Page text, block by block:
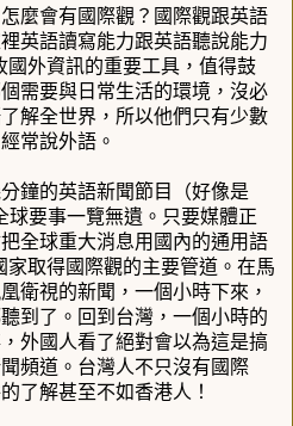
麼會有國際觀？國際觀跟英語
英語讀寫能力跟英語聽說能力
國外資訊的重要工具，值得鼓
需要與日常生活的環境，沒必
解全世界，所以他們只有少數
常說外語。
鐘的英語新聞節目（好像是
球要事一覽無遺。只要媒體正
全球重大消息用國內的通用語
家取得國際觀的主要管道。在馬
衛視的新聞，一個小時下來，
到了。回到台灣，一個小時的
外國人看了絕對會以為這是搞
頻道。台灣人不只沒有國際
了解甚至不如香港人！